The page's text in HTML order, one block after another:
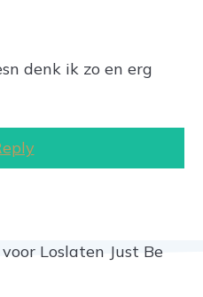
denk ik zo en erg